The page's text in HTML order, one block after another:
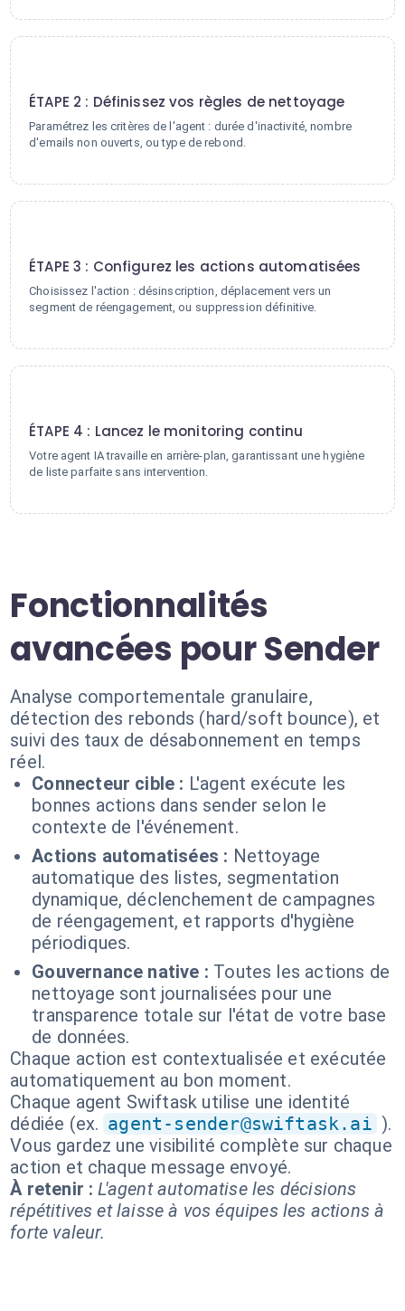
ÉTAPE 2 : Définissez vos règles de nettoyage
Paramétrez les critères de l'agent : durée d'inactivité, nombre
d'emails non ouverts, ou type de rebond.
ÉTAPE 3 : Configurez les actions automatisées
Choisissez l'action : désinscription, déplacement vers un
segment de réengagement, ou suppression définitive.
ÉTAPE 4 : Lancez le monitoring continu
Votre agent IA travaille en arrière-plan, garantissant une hygiène
de liste parfaite sans intervention.
Fonctionnalités
avancées pour Sender
Analyse comportementale granulaire,
détection des rebonds (hard/soft bounce), et
suivi des taux de désabonnement en temps
réel.
Connecteur cible : L'agent exécute les
bonnes actions dans sender selon le
contexte de l'événement.
Actions automatisées : Nettoyage
automatique des listes, segmentation
dynamique, déclenchement de campagnes
de réengagement, et rapports d'hygiène
périodiques.
Gouvernance native : Toutes les actions de
nettoyage sont journalisées pour une
transparence totale sur l'état de votre base
de données.
Chaque action est contextualisée et exécutée
automatiquement au bon moment.
Chaque agent Swiftask utilise une identité
dédiée (ex. agent-sender@swiftask.ai ).
Vous gardez une visibilité complète sur chaque
action et chaque message envoyé.
À retenir : L'agent automatise les décisions
répétitives et laisse à vos équipes les actions à
forte valeur.